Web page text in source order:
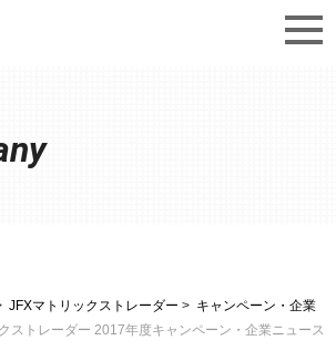
JFXマトリックストレーダー
キャンペーン・企業
ストレーダー 2017年度キャンペーン・企業ニュース